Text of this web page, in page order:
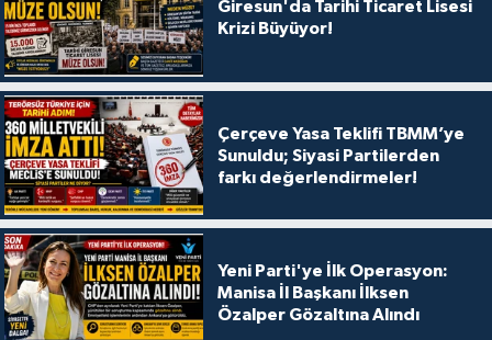
Giresun'da Tarihi Ticaret Lisesi
Krizi Büyüyor!
Çerçeve Yasa Teklifi TBMM’ye
Sunuldu; Siyasi Partilerden
farkı değerlendirmeler!
Yeni Parti'ye İlk Operasyon:
Manisa İl Başkanı İlksen
Özalper Gözaltına Alındı